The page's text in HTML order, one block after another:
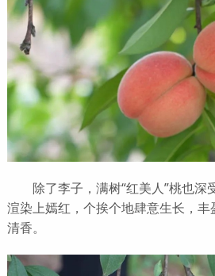
除了李子，满树“红美人”桃也
渲染上嫣红，个挨个地肆意生长，
清香。